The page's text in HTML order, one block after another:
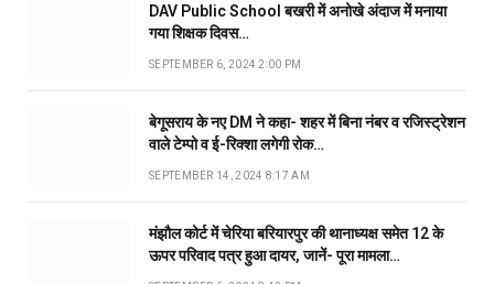
DAV Public School बखरी में अनोखे अंदाज में मनाया
गया शिक्षक दिवस…
SEPTEMBER 6, 2024 2:00 PM
बेगूसराय के नए DM ने कहा- शहर में बिना नंबर व रजिस्ट्रेशन
वाले टेम्पो व ई-रिक्शा लगेगी रोक…
SEPTEMBER 14, 2024 8:17 AM
मंझौल कोर्ट में चेरिया बरियारपुर की थानाध्यक्ष समेत 12 के
ऊपर परिवाद पत्र हुआ दायर, जानें- पूरा मामला…